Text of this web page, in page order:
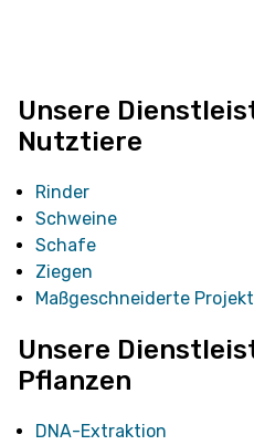
Unsere
Nutztiere
Rinder
Schweine
Schafe
Ziegen
Maßgeschneiderte
Unsere
Pflanzen
DNA-Extraktion